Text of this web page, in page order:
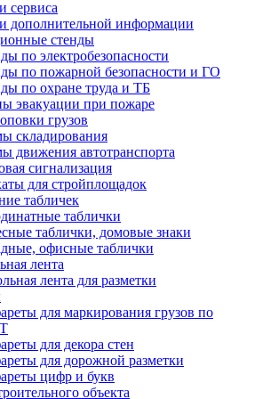
сервиса
дополнительной информации
стенды
по электробезопасности
по пожарной безопасности и ГО
по охране труда и ТБ
эвакуации при пожаре
грузов
складирования
движения автотранспорта
сигнализация
для стройплощадок
табличек
таблички
таблички, домовые знаки
офисные таблички
лента
лента для разметки
для маркирования грузов по
для декора стен
для дорожной разметки
цифр и букв
объекта